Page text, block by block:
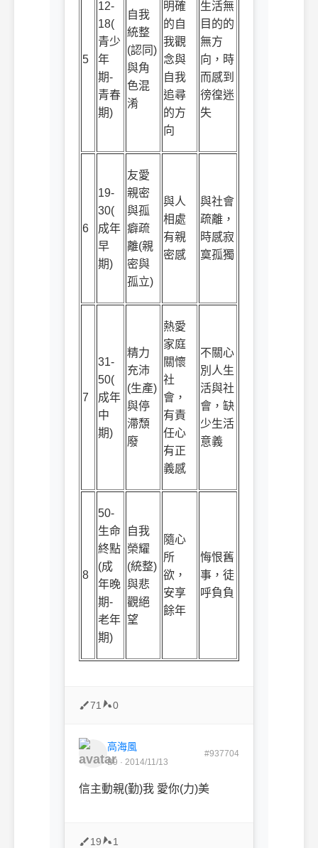
5
12-
18(
青少
年
期-
青春
期)
自我
統整
(認同)
與角
色混
淆
明確
的自
我觀
念與
自我
追尋
的方
向
生活無
目的的
無方
向，時
而感到
徬徨迷
失
6
19-
30(
成年
早
期)
友愛
親密
與孤
癖疏
離(親
密與
孤立)
與人
相處
有親
密感
與社會
疏離，
時感寂
寞孤獨
7
31-
50(
成年
中
期)
精力
充沛
(生產)
與停
滯頹
廢
熱愛
家庭
關懷
社
會，
有責
任心
有正
義感
不關心
別人生
活與社
會，缺
少生活
意義
8
50-
生命
終點
(成
年晚
期-
老年
期)
自我
榮耀
(統整)
與悲
觀絕
望
隨心
所
欲，
安享
餘年
悔恨舊
事，徒
呼負負
71 0
高海風
B9 · 2014/11/13
#937704
信主動親(勤)我 愛你(力)美
19 1